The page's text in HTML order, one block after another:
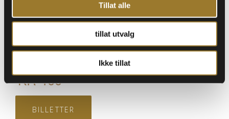
Tillat alle
tillat utvalg
Ikke tillat
Dørene åpner:20:00
KR400
BILLETTER